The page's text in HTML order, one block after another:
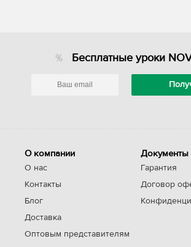
Бесплатные уроки
О компании
О нас
Контакты
Блог
Доставка
Оптовым представителям
Документы
Гарантия
Договор